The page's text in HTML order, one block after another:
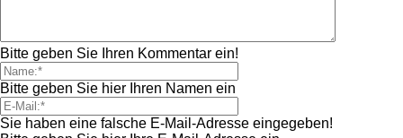
Bitte geben Sie Ihren Kommentar ein!
Bitte geben Sie hier Ihren Namen ein
Sie haben eine falsche E-Mail-Adresse eingegeben!